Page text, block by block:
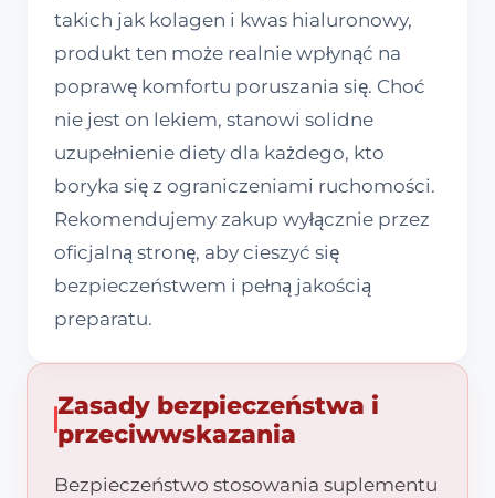
takich jak kolagen i kwas hialuronowy,
produkt ten może realnie wpłynąć na
poprawę komfortu poruszania się. Choć
nie jest on lekiem, stanowi solidne
uzupełnienie diety dla każdego, kto
boryka się z ograniczeniami ruchomości.
Rekomendujemy zakup wyłącznie przez
oficjalną stronę, aby cieszyć się
bezpieczeństwem i pełną jakością
preparatu.
Zasady bezpieczeństwa i
przeciwwskazania
Bezpieczeństwo stosowania suplementu